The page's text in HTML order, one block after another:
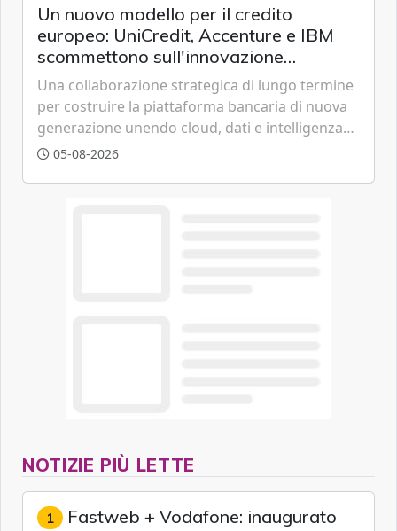
Un nuovo modello per il credito
europeo: UniCredit, Accenture e IBM
scommettono sull'innovazione
tecnologica
Una collaborazione strategica di lungo termine
per costruire la piattaforma bancaria di nuova
generazione unendo cloud, dati e intelligenza
artificiale.
05-08-2026
NOTIZIE PIÙ LETTE
1 Fastweb + Vodafone: inaugurato